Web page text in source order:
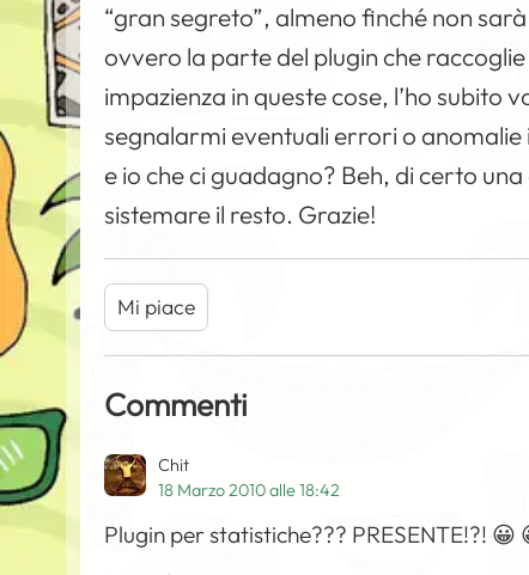
“gran segreto”, almeno finché non
ovvero la parte del plugin che
impazienza in queste cose, l’ho subito
segnalarmi eventuali errori o
e io che ci guadagno? Beh, di certo
sistemare il resto. Grazie!
Mi piace
Commenti
Chit
18 Marzo 2010 alle 18:42
Plugin per statistiche??? PRESENTE!?! 😀